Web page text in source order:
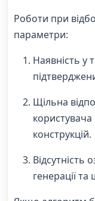
Роботи при
параметри:
Наявність у
Щільна
конструкцій.
Відсутність
генерації